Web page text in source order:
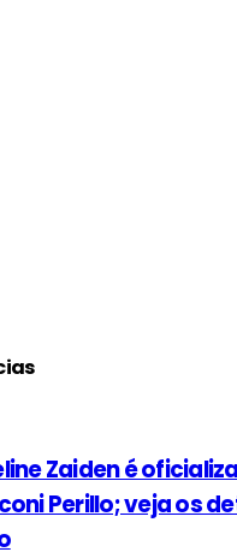
Zaiden é
Perillo; veja os